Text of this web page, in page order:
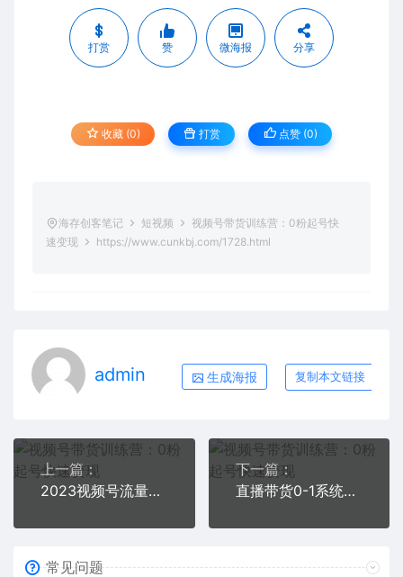
打赏 赞 微海报 分享
收藏 (0) 打赏 点赞 (0)
海存创客笔记 短视频
视频号带货训练营：0粉起号快
速变现
https://www.cunkbj.com/1728.html
admin 生成海报 复制本文链接
上一篇：
2023视频号流量获取逻辑：直播间流量持续增长核心秘密
下一篇：
直播带货0-1系统实操课，引爆自然流量，打造百万直播间
常见问题